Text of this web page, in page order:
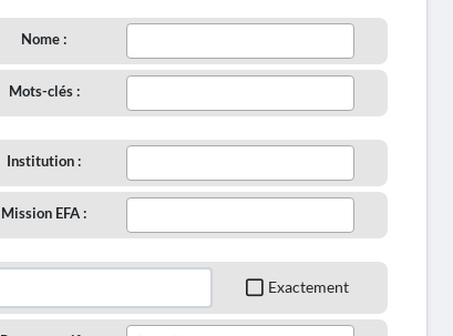
Nome :
Mots-clés :
Institution :
Mission EFA :
Exactement